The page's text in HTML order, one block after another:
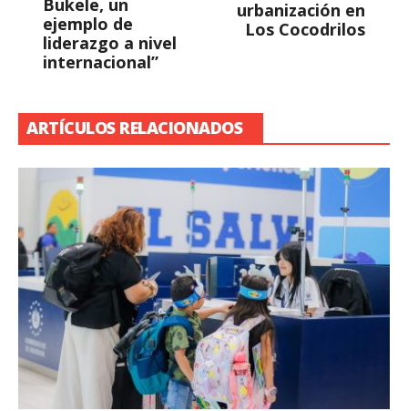
Bukele, un
ejemplo de
liderazgo a nivel
internacional”
urbanización en
Los Cocodrilos
ARTÍCULOS RELACIONADOS